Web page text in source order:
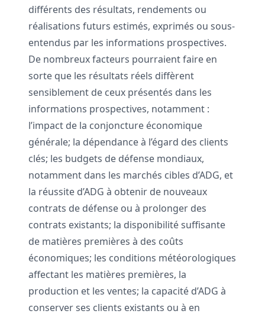
différents des résultats, rendements ou
réalisations futurs estimés, exprimés ou sous-
entendus par les informations prospectives.
De nombreux facteurs pourraient faire en
sorte que les résultats réels diffèrent
sensiblement de ceux présentés dans les
informations prospectives, notamment :
l’impact de la conjoncture économique
générale; la dépendance à l’égard des clients
clés; les budgets de défense mondiaux,
notamment dans les marchés cibles d’ADG, et
la réussite d’ADG à obtenir de nouveaux
contrats de défense ou à prolonger des
contrats existants; la disponibilité suffisante
de matières premières à des coûts
économiques; les conditions météorologiques
affectant les matières premières, la
production et les ventes; la capacité d’ADG à
conserver ses clients existants ou à en